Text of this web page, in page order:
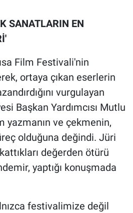
SANATLARIN EN
Film Festivali'nin
ortaya çıkan eserlerin
vurgulayan
Başkan Yardımcısı Mutlu
yazmanın ve çekmenin,
olduğuna değindi. Jüri
değerden ötürü
yaptığı konuşmada
festivalimize değil